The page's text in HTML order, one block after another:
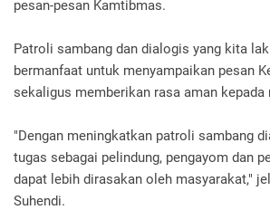
pesan-pesan Kamtibmas.
Patroli sambang dan dialogis yang kita
bermanfaat untuk menyampaikan pesan
sekaligus memberikan rasa aman
"Dengan meningkatkan patroli sambang
tugas sebagai pelindung, pengayom dan
dapat lebih dirasakan oleh masyarakat,"
Suhendi.